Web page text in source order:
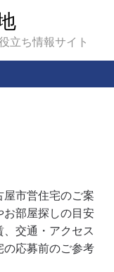
立ち情報サイト
市営住宅のご案
お部屋探しの目安
交通・アクセス
の応募前のご参考